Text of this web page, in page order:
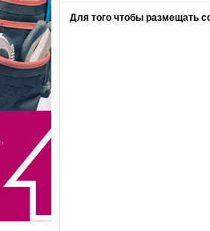
Для того чтобы размещать